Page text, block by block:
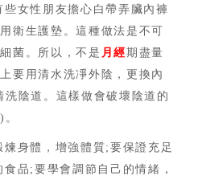
女性朋友擔心白帶弄臟內褲
衛生護墊。這種做法是不可
菌。所以，不是 月經期盡量
要用清水洗凈外陰，更換內
陰道。這樣做會破壞陰道的
身體，增強體質;要保證充足
品;要學會調節自己的情緒，